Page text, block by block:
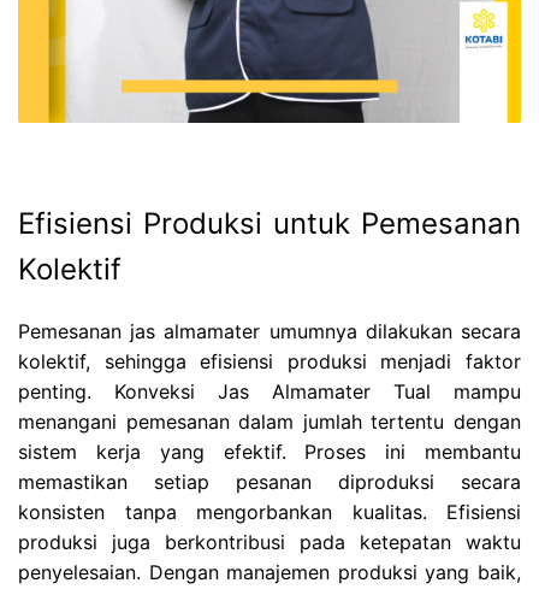
Efisiensi Produksi untuk Pemesanan
Kolektif
Pemesanan jas almamater umumnya dilakukan secara
kolektif, sehingga efisiensi produksi menjadi faktor
penting. Konveksi Jas Almamater Tual mampu
menangani pemesanan dalam jumlah tertentu dengan
sistem kerja yang efektif. Proses ini membantu
memastikan setiap pesanan diproduksi secara
konsisten tanpa mengorbankan kualitas. Efisiensi
produksi juga berkontribusi pada ketepatan waktu
penyelesaian. Dengan manajemen produksi yang baik,